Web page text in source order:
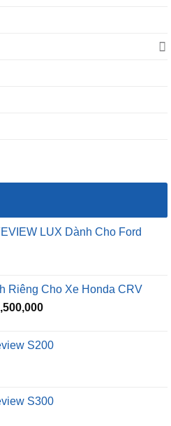
LUX Dành Cho Ford
Riêng Cho Xe Honda CRV
Giá
là:
S200
S300